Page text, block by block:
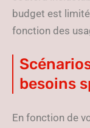
budget est
fonction des
besoins
En fonction de